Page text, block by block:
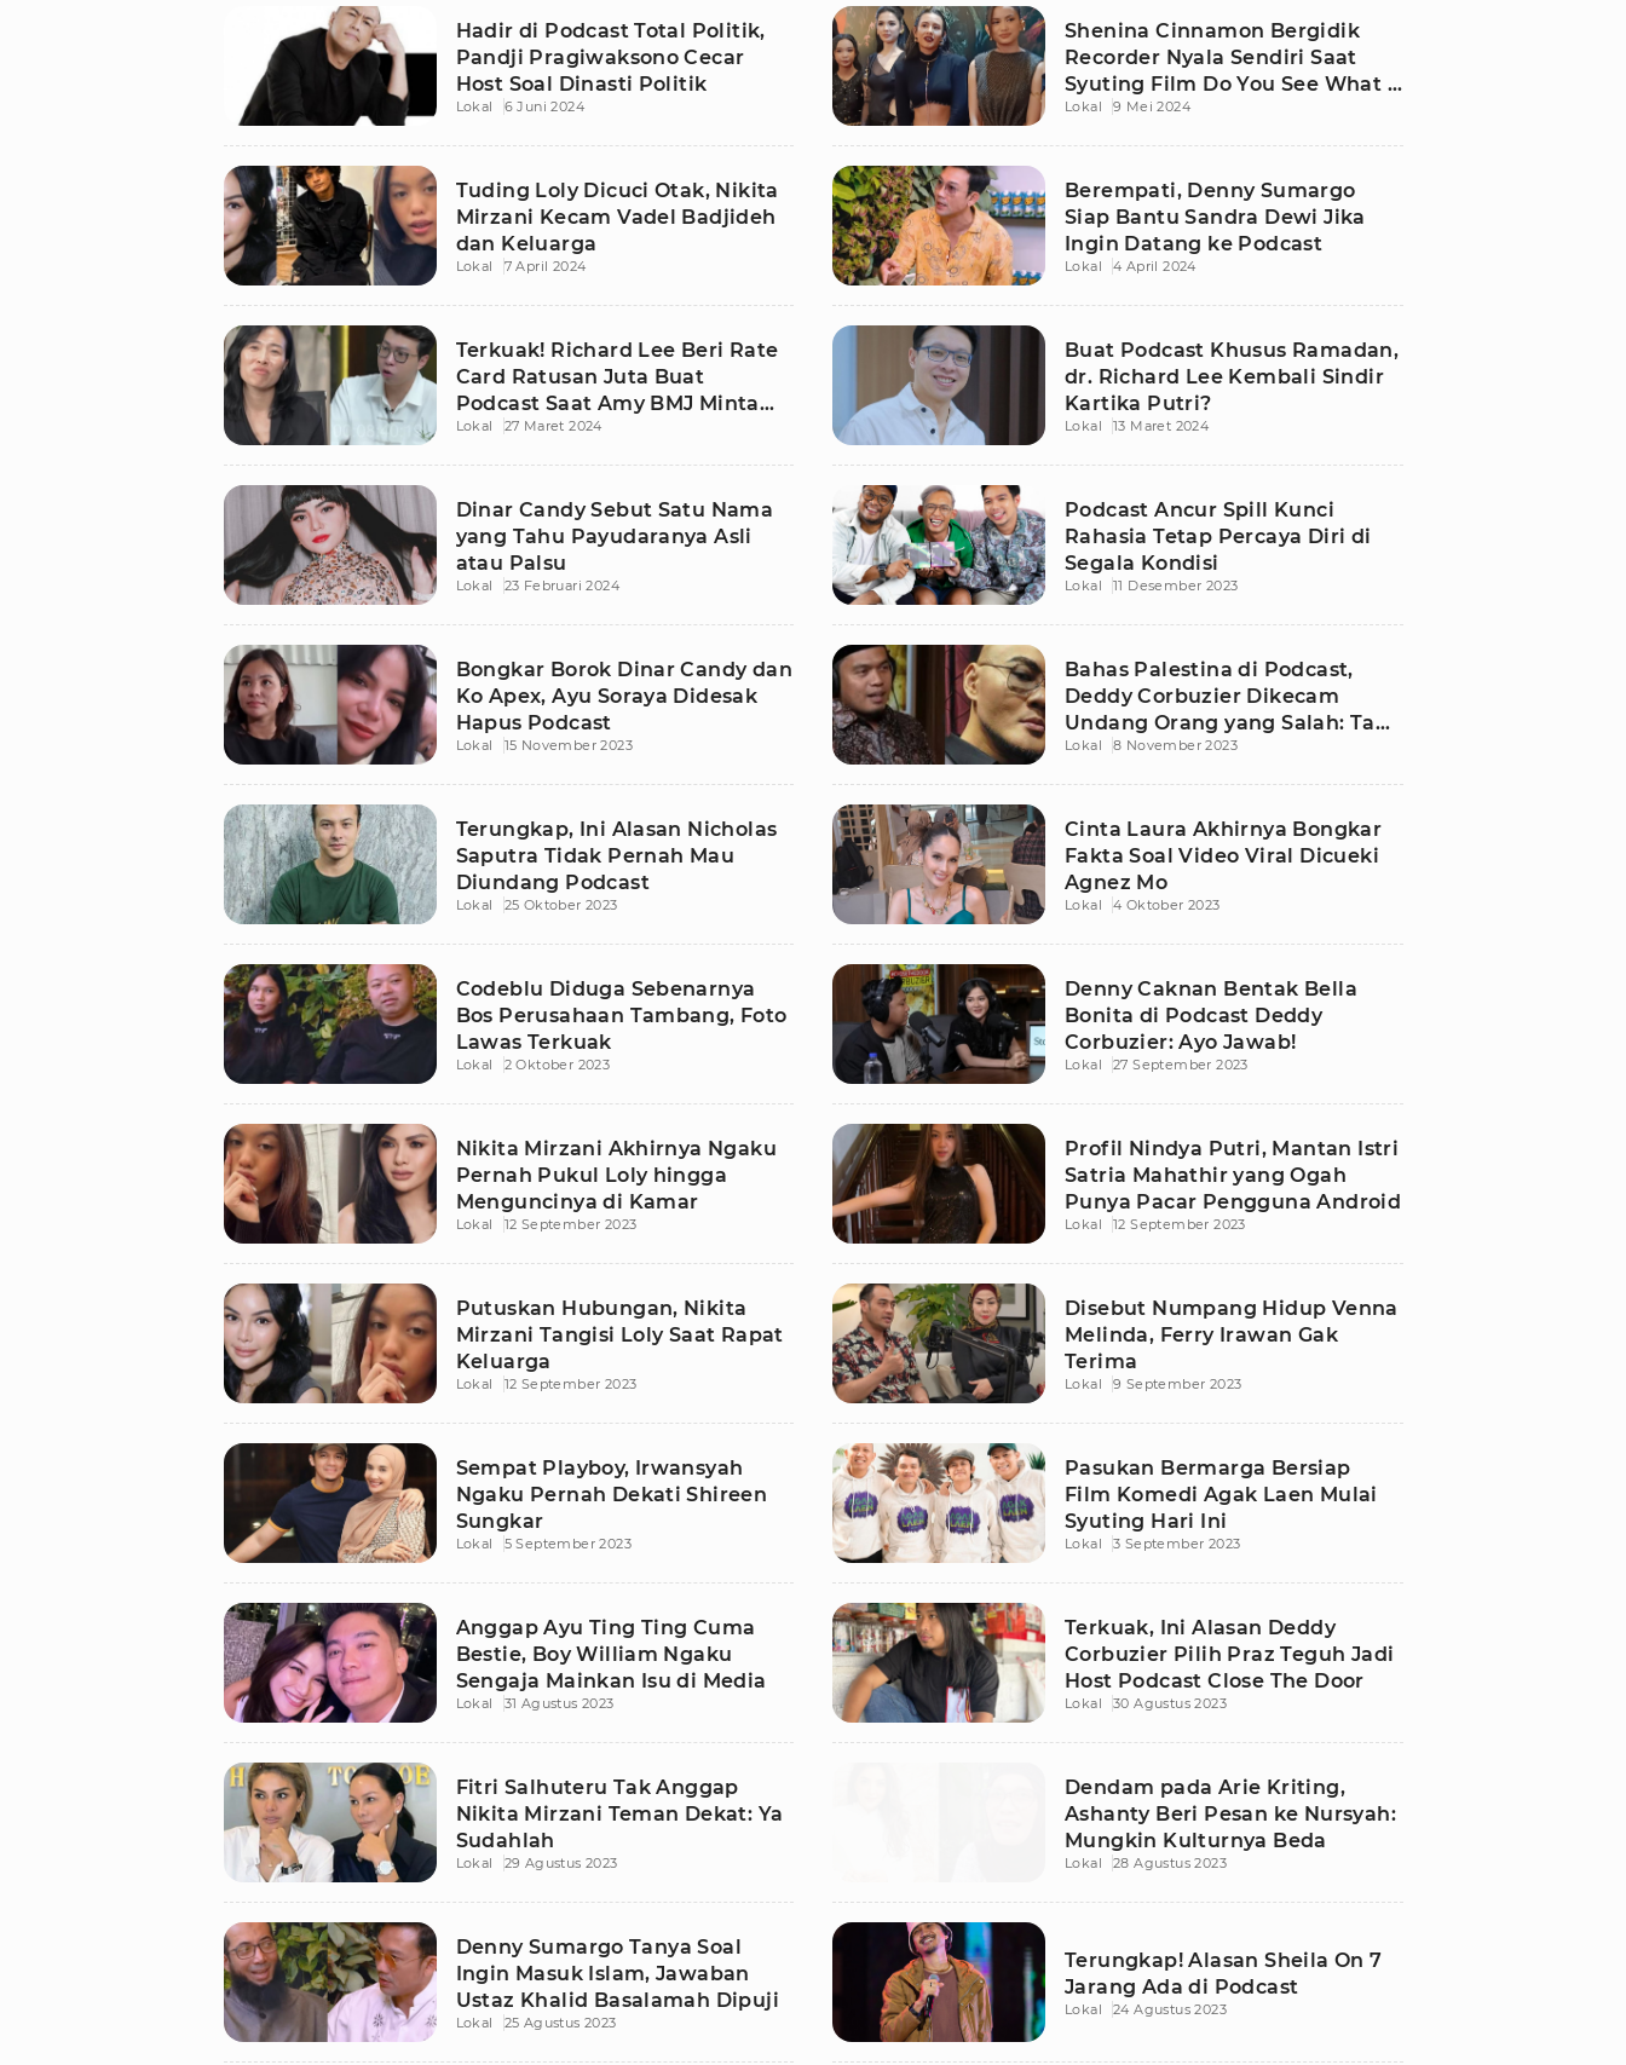
Hadir di Podcast Total Politik,
Pandji Pragiwaksono Cecar
Host Soal Dinasti Politik
Lokal 6 Juni 2024
Shenina Cinnamon Bergidik
Recorder Nyala Sendiri Saat
Syuting Film Do You See What I
See
Lokal 9 Mei 2024
Tuding Loly Dicuci Otak, Nikita
Mirzani Kecam Vadel Badjideh
dan Keluarga
Lokal 7 April 2024
Berempati, Denny Sumargo
Siap Bantu Sandra Dewi Jika
Ingin Datang ke Podcast
Lokal 4 April 2024
Terkuak! Richard Lee Beri Rate
Card Ratusan Juta Buat
Podcast Saat Amy BMJ Minta
Bantuan
Lokal 27 Maret 2024
Buat Podcast Khusus Ramadan,
dr. Richard Lee Kembali Sindir
Kartika Putri?
Lokal 13 Maret 2024
Dinar Candy Sebut Satu Nama
yang Tahu Payudaranya Asli
atau Palsu
Lokal 23 Februari 2024
Podcast Ancur Spill Kunci
Rahasia Tetap Percaya Diri di
Segala Kondisi
Lokal 11 Desember 2023
Bongkar Borok Dinar Candy dan
Ko Apex, Ayu Soraya Didesak
Hapus Podcast
Lokal 15 November 2023
Bahas Palestina di Podcast,
Deddy Corbuzier Dikecam
Undang Orang yang Salah: Take
Down Videonya!
Lokal 8 November 2023
Terungkap, Ini Alasan Nicholas
Saputra Tidak Pernah Mau
Diundang Podcast
Lokal 25 Oktober 2023
Cinta Laura Akhirnya Bongkar
Fakta Soal Video Viral Dicueki
Agnez Mo
Lokal 4 Oktober 2023
Codeblu Diduga Sebenarnya
Bos Perusahaan Tambang, Foto
Lawas Terkuak
Lokal 2 Oktober 2023
Denny Caknan Bentak Bella
Bonita di Podcast Deddy
Corbuzier: Ayo Jawab!
Lokal 27 September 2023
Nikita Mirzani Akhirnya Ngaku
Pernah Pukul Loly hingga
Menguncinya di Kamar
Lokal 12 September 2023
Profil Nindya Putri, Mantan Istri
Satria Mahathir yang Ogah
Punya Pacar Pengguna Android
Lokal 12 September 2023
Putuskan Hubungan, Nikita
Mirzani Tangisi Loly Saat Rapat
Keluarga
Lokal 12 September 2023
Disebut Numpang Hidup Venna
Melinda, Ferry Irawan Gak
Terima
Lokal 9 September 2023
Sempat Playboy, Irwansyah
Ngaku Pernah Dekati Shireen
Sungkar
Lokal 5 September 2023
Pasukan Bermarga Bersiap
Film Komedi Agak Laen Mulai
Syuting Hari Ini
Lokal 3 September 2023
Anggap Ayu Ting Ting Cuma
Bestie, Boy William Ngaku
Sengaja Mainkan Isu di Media
Lokal 31 Agustus 2023
Terkuak, Ini Alasan Deddy
Corbuzier Pilih Praz Teguh Jadi
Host Podcast Close The Door
Lokal 30 Agustus 2023
Fitri Salhuteru Tak Anggap
Nikita Mirzani Teman Dekat: Ya
Sudahlah
Lokal 29 Agustus 2023
Dendam pada Arie Kriting,
Ashanty Beri Pesan ke Nursyah:
Mungkin Kulturnya Beda
Lokal 28 Agustus 2023
Denny Sumargo Tanya Soal
Ingin Masuk Islam, Jawaban
Ustaz Khalid Basalamah Dipuji
Lokal 25 Agustus 2023
Terungkap! Alasan Sheila On 7
Jarang Ada di Podcast
Lokal 24 Agustus 2023